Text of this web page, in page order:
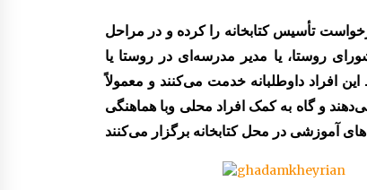
تأسیس کتابخانه را کرده و در مراحل
روستا، یا مدیر مدرسه‌ای در روستا یا
افراد داوطلبانه خدمت ‌می‌کنند ‌و معمولاً
و گاه به کمک افراد محلی وبا هماهنگی